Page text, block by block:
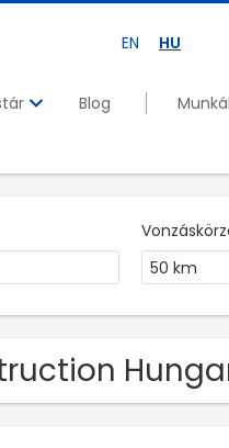
EN HU
Blog
50 km